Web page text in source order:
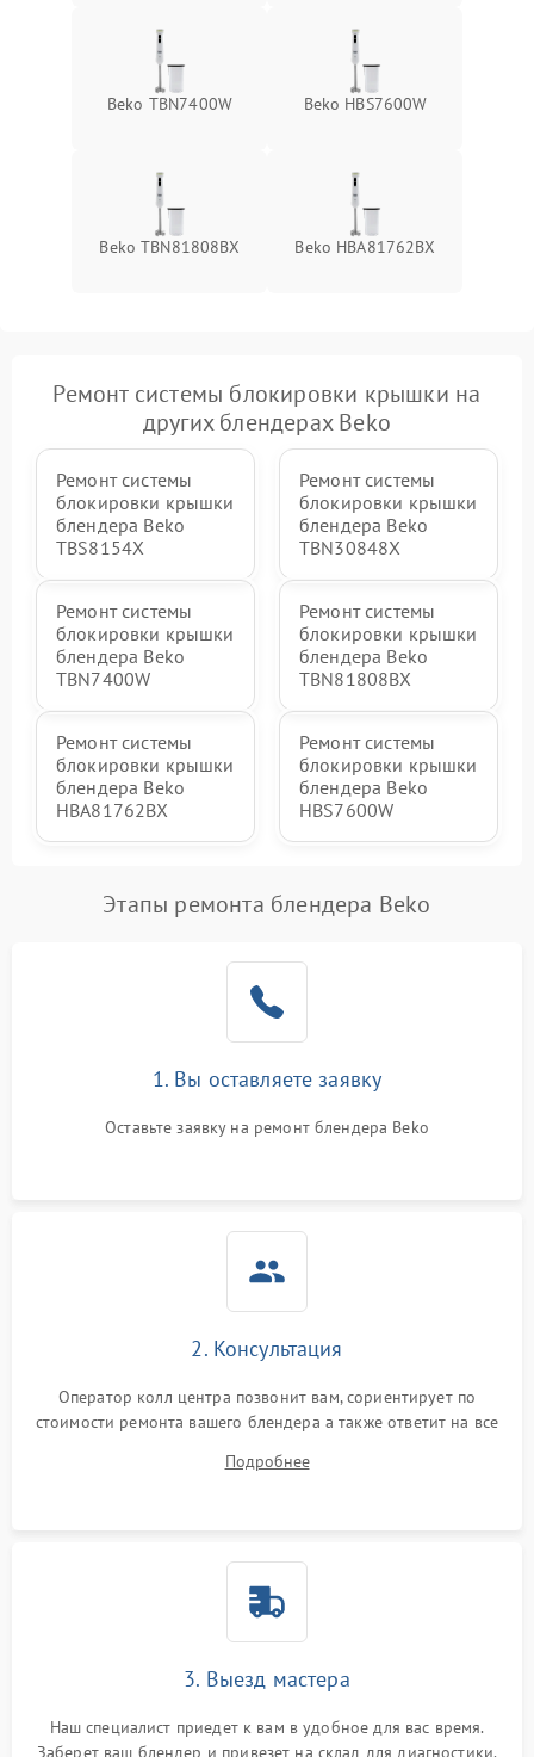
Beko TBN7400W Beko HBS7600W
Beko TBN81808BX Beko HBA81762BX
Ремонт системы блокировки крышки на
других блендерах Beko
Ремонт системы
блокировки крышки
блендера Beko
TBS8154X
Ремонт системы
блокировки крышки
блендера Beko
TBN30848X
Ремонт системы
блокировки крышки
блендера Beko
TBN7400W
Ремонт системы
блокировки крышки
блендера Beko
TBN81808BX
Ремонт системы
блокировки крышки
блендера Beko
HBA81762BX
Ремонт системы
блокировки крышки
блендера Beko
HBS7600W
Этапы ремонта блендера Beko
1. Вы оставляете заявку
Оставьте заявку на ремонт блендера Beko
2. Консультация
Оператор колл центра позвонит вам, сориентирует по
стоимости ремонта вашего блендера а также ответит на все
Подробнее
3. Выезд мастера
Наш специалист приедет к вам в удобное для вас время.
Заберет ваш блендер и привезет на склад для диагностики.